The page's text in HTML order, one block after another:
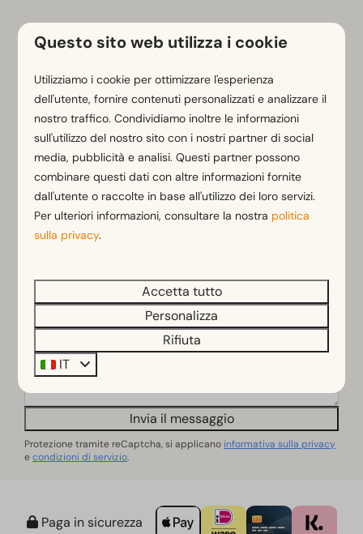
Saluto
Nome
Cognome
Indirizzo e-mail
Invia il messaggio
Protezione tramite reCaptcha, si applicano informativa sulla privacy
econdizioni di servizio.
Paga in sicurezza
Questo sito web utilizza i cookie
Utilizziamo i cookie per ottimizzare l'esperienza
dell'utente, fornire contenuti personalizzati e analizzare il
nostro traffico. Condividiamo inoltre le informazioni
sull'utilizzo del nostro sito con i nostri partner di social
media, pubblicità e analisi. Questi partner possono
combinare questi dati con altre informazioni fornite
dall'utente o raccolte in base all'utilizzo dei loro servizi.
Per ulteriori informazioni, consultare la nostra politica
sulla privacy.
Accetta tutto
Personalizza
Rifiuta
IT